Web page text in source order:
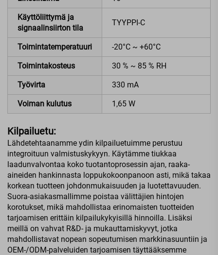
Käyttöliittymä ja
signaalinsiirton tila
TYYPPI-C
Toimintatemperatuuri -20°C ~ +60°C
Toimintakosteus 30 % ~ 85 % RH
Työvirta 330 mA
Voiman kulutus 1,65 W
Kilpailuetu:
Lähdetehtaanamme ydin kilpailuetuimme perustuu
integroituun valmistuskykyyn. Käytämme tiukkaa
laadunvalvontaa koko tuotantoprosessin ajan, raaka-
aineiden hankinnasta loppukokoonpanoon asti, mikä takaa
korkean tuotteen johdonmukaisuuden ja luotettavuuden.
Suora-asiakasmallimme poistaa välittäjien hintojen
korotukset, mikä mahdollistaa erinomaisten tuotteiden
tarjoamisen erittäin kilpailukykyisillä hinnoilla. Lisäksi
meillä on vahvat R&D- ja mukauttamiskyvyt, jotka
mahdollistavat nopean sopeutumisen markkinasuuntiin ja
OEM-/ODM-palveluiden tarjoamisen täyttääksemme